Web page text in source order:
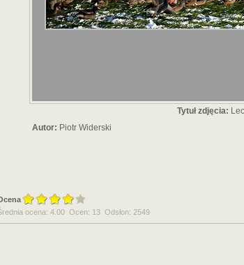
Tytuł zdjęcia:
Autor: Piotr Widerski
ocena: 4.00 Ocen: 13 Odsłon: 2549